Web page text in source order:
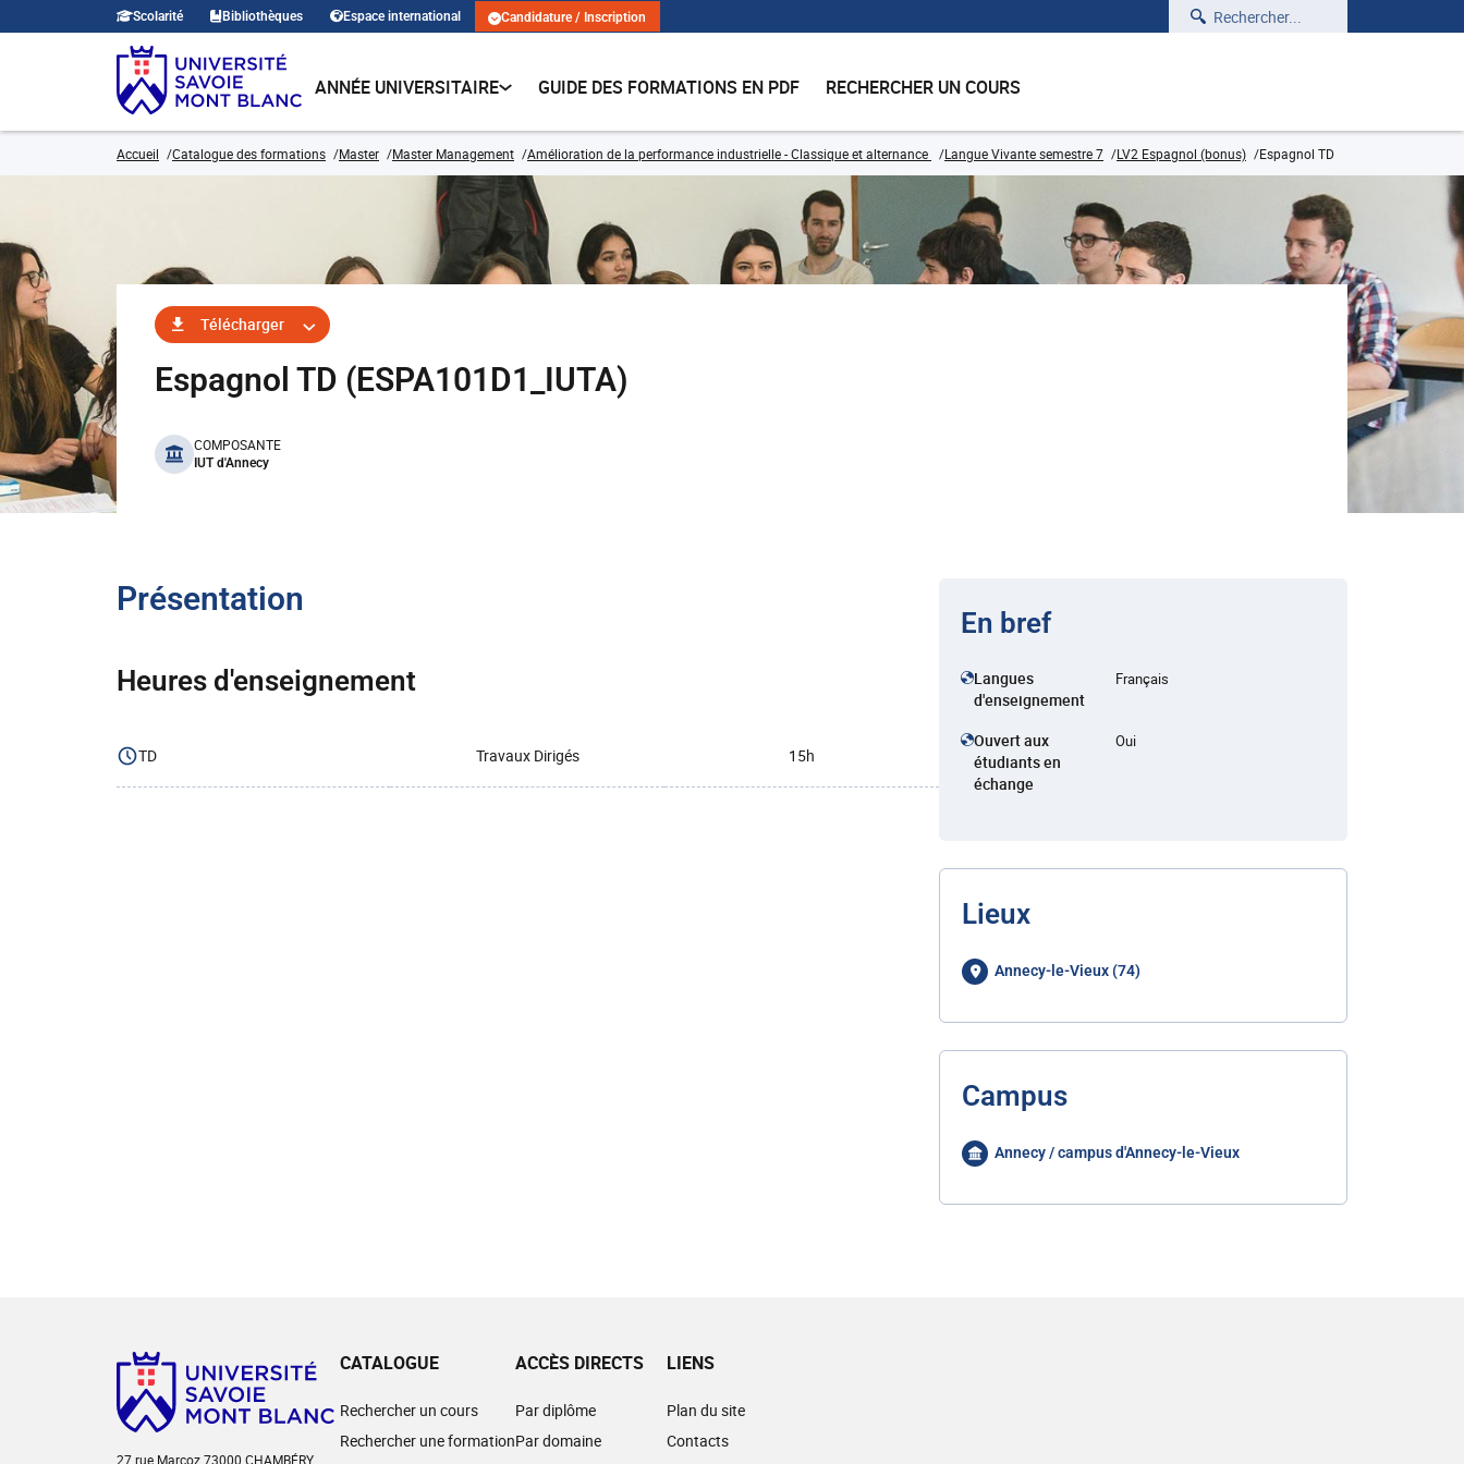
Scolarité Bibliothèques Espace international Candidature / Inscription Rechercher
ANNÉE UNIVERSITAIRE GUIDE DES FORMATIONS EN PDF RECHERCHER UN COURS
Accueil Catalogue des formations Master Master Management Amélioration de la performance industrielle - Classique et alternance Langue Vivante semestre 7 LV2 Espagnol (bonus) Espagnol TD
Télécharger
Espagnol TD (ESPA101D1_IUTA)
benefits
COMPOSANTE
IUT d'Annecy
Présentation
Heures d'enseignement
TD Travaux Dirigés 15h
En bref
Langues
d'enseignement
Français
Ouvert aux
étudiants en
échange
Oui
Lieux
Annecy-le-Vieux (74)
Campus
Annecy / campus d'Annecy-le-Vieux
27 rue Marcoz 73000 CHAMBÉRY
CATALOGUE
Rechercher un cours
Rechercher une formation
ACCÈS DIRECTS
Par diplôme
Par domaine
LIENS
Plan du site
Contacts